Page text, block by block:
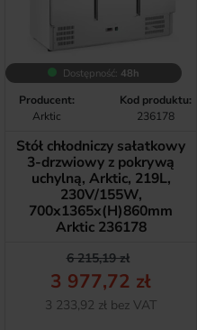
Dostępność: 48h
Producent:
Arktic
Kod produktu:
236178
Stół chłodniczy sałatkowy
3-drzwiowy z pokrywą
uchylną, Arktic, 219L,
230V/155W,
700x1365x(H)860mm
Arktic 236178
Cena podstawowa
6 215,19 zł
Cena
3 977,72 zł
Netto
3 233,92 zł bez VAT